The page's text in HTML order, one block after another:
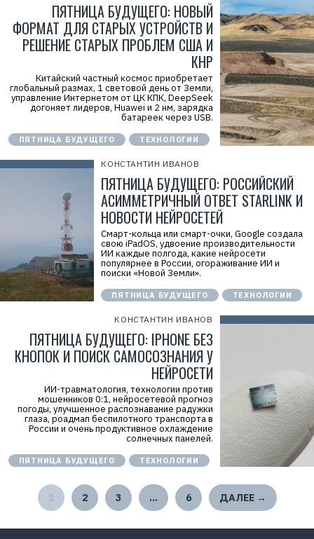
ПЯТНИЦА БУДУЩЕГО: НОВЫЙ
ФОРМАТ ДЛЯ СТАРЫХ УСТРОЙСТВ И
РЕШЕНИЕ СТАРЫХ ПРОБЛЕМ США И
КНР
Китайский частный космос приобретает
глобальный размах, 1 световой день от Земли,
управление Интернетом от ЦК КПК, DeepSeek
догоняет лидеров, Huawei и 2 нм, зарядка
батареек через USB.
ПЯТНИЦА БУДУЩЕГО ТЕХНОЛОГИИ
КОНСТАНТИН ИВАНОВ
ПЯТНИЦА БУДУЩЕГО: РОССИЙСКИЙ
АСИММЕТРИЧНЫЙ ОТВЕТ STARLINK И
НОВОСТИ НЕЙРОСЕТЕЙ
Смарт-кольца или смарт-очки, Google создала
свою iPadOS, удвоение производительности
ИИ каждые полгода, какие нейросети
популярнее в России, огораживание ИИ и
поиски «Новой Земли».
ПЯТНИЦА БУДУЩЕГО ТЕХНОЛОГИИ
КОНСТАНТИН ИВАНОВ
ПЯТНИЦА БУДУЩЕГО: IPHONE БЕЗ
КНОПОК И ПОИСК САМОСОЗНАНИЯ У
НЕЙРОСЕТИ
ИИ-травматология, технологии против
мошенников 0:1, нейросетевой прогноз
погоды, улучшенное распознавание радужки
глаза, роадмап беспилотного транспорта в
России и очень продуктивное охлаждение
солнечных панелей.
ПЯТНИЦА БУДУЩЕГО ТЕХНОЛОГИИ
2 3 … 6 ДАЛЕЕ →